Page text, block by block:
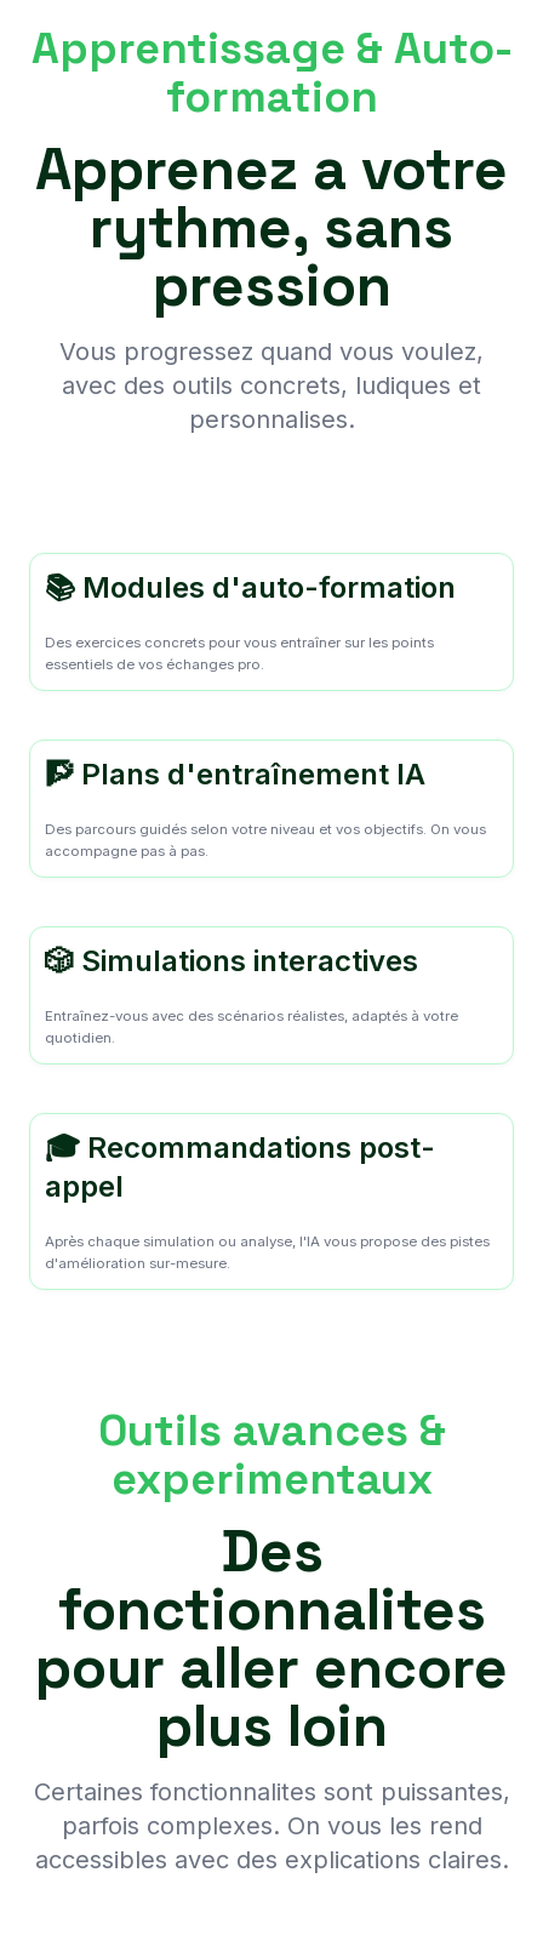
Apprentissage & Auto-
formation
Apprenez a votre
rythme, sans
pression
Vous progressez quand vous voulez,
avec des outils concrets, ludiques et
personnalises.
📚 Modules d'auto-formation
Des exercices concrets pour vous entraîner sur les points
essentiels de vos échanges pro.
🧗 Plans d'entraînement IA
Des parcours guidés selon votre niveau et vos objectifs. On vous
accompagne pas à pas.
🎲 Simulations interactives
Entraînez-vous avec des scénarios réalistes, adaptés à votre
quotidien.
🎓 Recommandations post-
appel
Après chaque simulation ou analyse, l'IA vous propose des pistes
d'amélioration sur-mesure.
Outils avances &
experimentaux
Des
fonctionnalites
pour aller encore
plus loin
Certaines fonctionnalites sont puissantes,
parfois complexes. On vous les rend
accessibles avec des explications claires.